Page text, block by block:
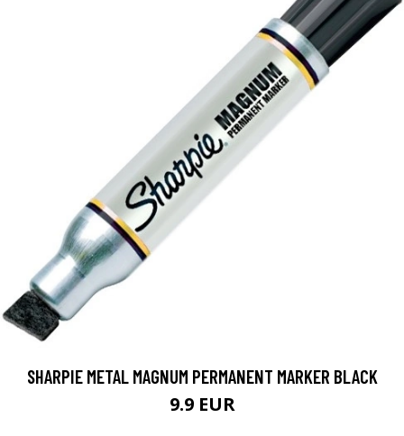
SHARPIE METAL MAGNUM PERMANENT MARKER BLACK
9.9 EUR